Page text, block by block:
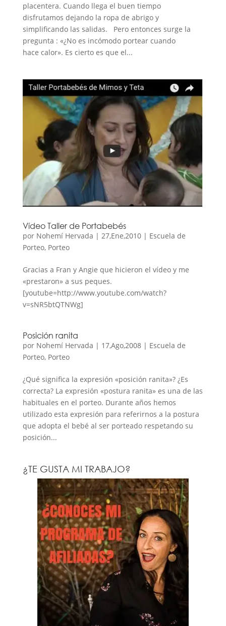
placentera. Cuando llega el buen tiempo
disfrutamos dejando la ropa de abrigo y
simplificando las salidas. Pero entonces surge la
pregunta : «¿No es incómodo portear cuando
hace calor». Es cierto es que el...
Vídeo Taller de Portabebés
por Nohemí Hervada | 27,Ene,2010| Escuela de
Porteo, Porteo
Gracias a Fran y Angie que hicieron el vídeo y me
«prestaron» a sus peques.
[youtube=http://www.youtube.com/watch?
v=sNR5btQTNWg]
Posición ranita
por Nohemí Hervada | 17,Ago,2008| Escuela de
Porteo, Porteo
¿Qué significa la expresión «posición ranita»? ¿Es
correcta? La expresión «postura ranita» es una de las
habituales en el porteo. Durante años hemos
utilizado esta expresión para referirnos a la postura
que adopta el bebé al ser porteado respetando su
posición...
¿TE GUSTA MI TRABAJO?